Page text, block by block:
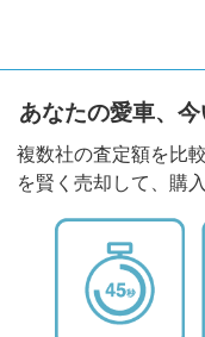
あなたの愛車、今
複数社の査定額を比
を賢く売却して、購